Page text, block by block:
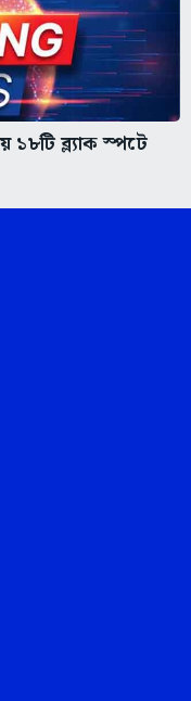
ব্ল্যাক স্পটে